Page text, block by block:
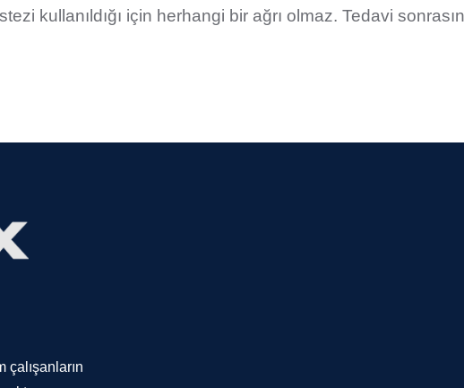
kullanıldığı için herhangi bir ağrı olmaz. Tedavi
çalışanların